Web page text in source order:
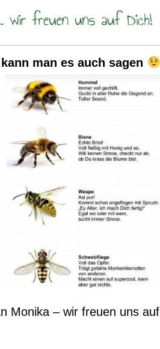
man es auch sagen
Monika – wir freuen uns auf